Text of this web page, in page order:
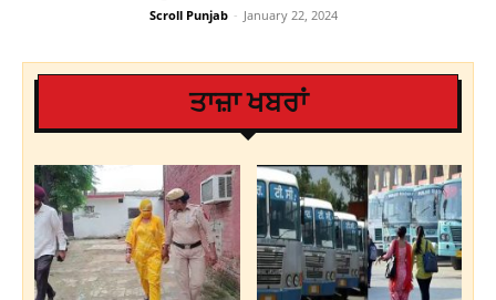
Scroll Punjab - January 22, 2024
ਤਾਜ਼ਾ ਖਬਰਾਂ